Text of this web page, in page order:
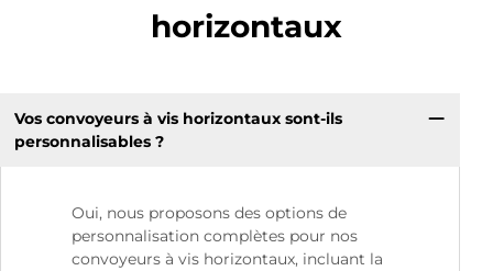
horizontaux
Vos convoyeurs à vis horizontaux sont-ils
personnalisables ?
Oui, nous proposons des options de
personnalisation complètes pour nos
convoyeurs à vis horizontaux, incluant la